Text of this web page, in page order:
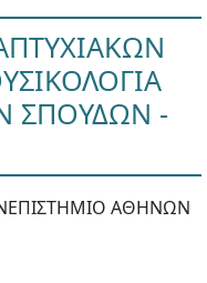
ΣΠΟΥΔΩΝ -
ΑΘΗΝΩΝ